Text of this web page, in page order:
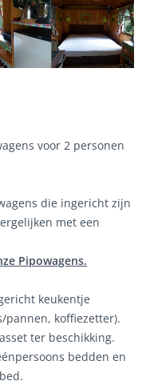
voor 2 personen
die ingericht zijn
met een
Pipowagens.
keukentje
pannen, koffiezetter).
ter beschikking.
bedden en